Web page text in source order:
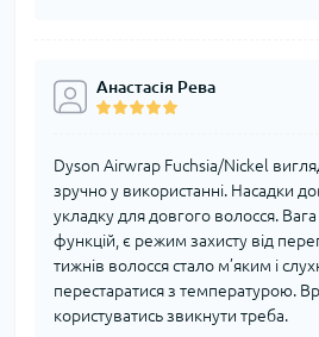
Анастасія Рева
Dyson Airwrap Fuchsia/Nickel
зручно у використанні. Насадки
укладку для довгого волосся.
функцій, є режим захисту від
тижнів волосся стало м’яким і
перестаратися з температурою.
користуватись звикнути треба.